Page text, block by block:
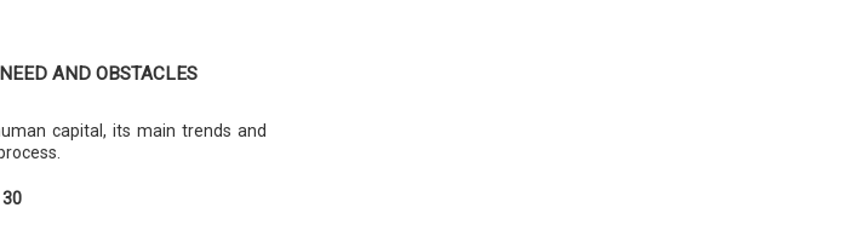
AND OBSTACLES
capital, its main trends and